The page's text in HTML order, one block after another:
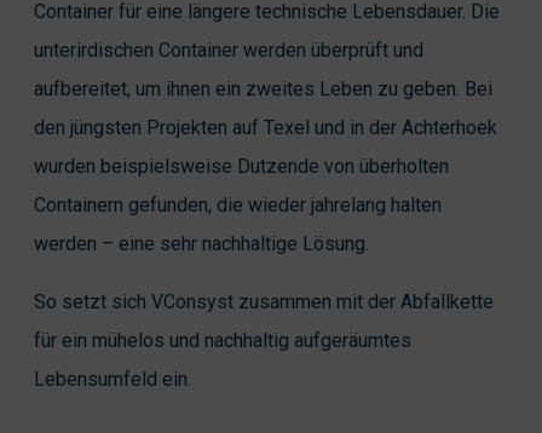
Container für eine längere technische Lebensdauer. Die
unterirdischen Container werden überprüft und
aufbereitet, um ihnen ein zweites Leben zu geben. Bei
den jüngsten Projekten auf Texel und in der Achterhoek
wurden beispielsweise Dutzende von überholten
Containern gefunden, die wieder jahrelang halten
werden – eine sehr nachhaltige Lösung.
So setzt sich VConsyst zusammen mit der Abfallkette
für ein mühelos und nachhaltig aufgeräumtes
Lebensumfeld ein.